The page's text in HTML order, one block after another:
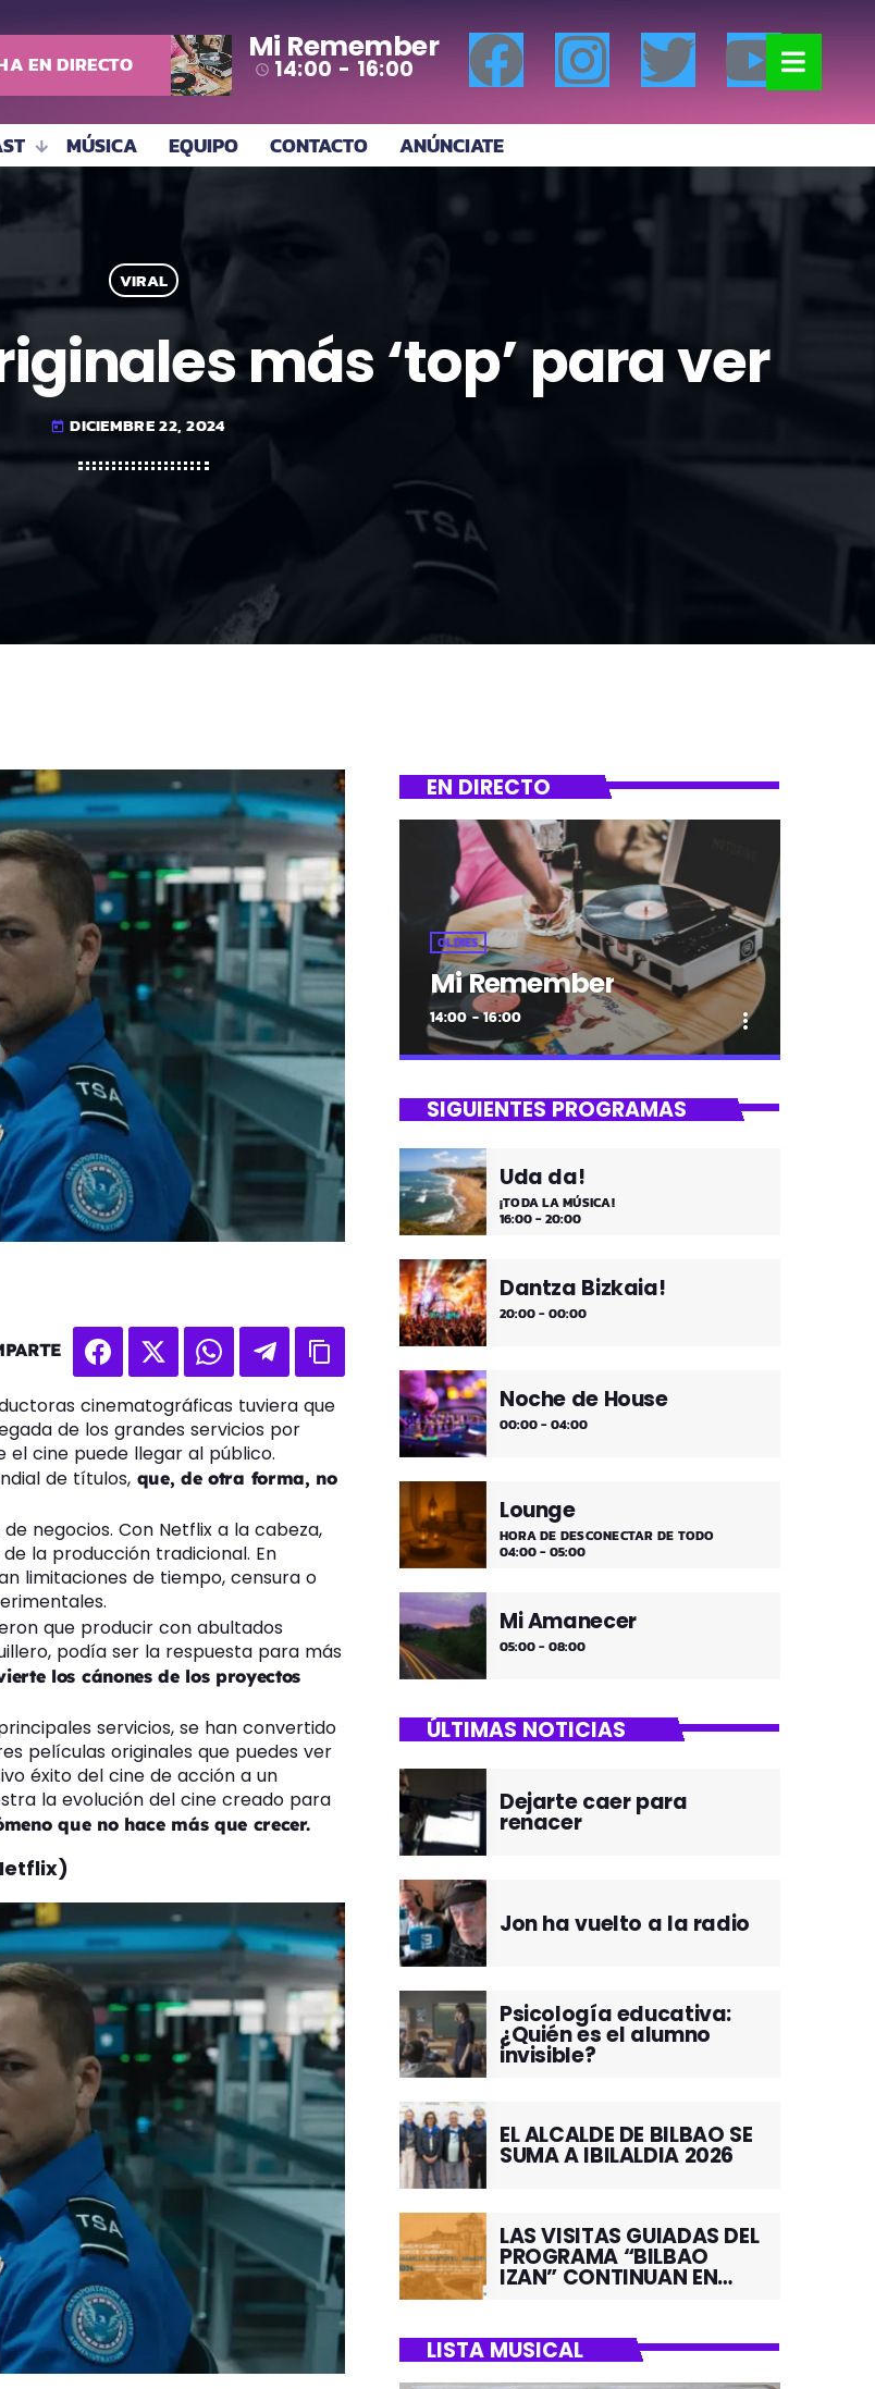
EN DIRECTO Mi Remember
access_time 14:00 - 16:00
MÚSICA EQUIPO CONTACTO ANÚNCIATE
VIRAL
más ‘top’ para ver
today DICIEMBRE 22, 2024
cinematográficas tuviera que
de los grandes servicios por
cine puede llegar al público.
de títulos, que, de otra forma, no
negocios. Con Netflix a la cabeza,
la producción tradicional. En
limitaciones de tiempo, censura o
que producir con abultados
podía ser la respuesta para más
los cánones de los proyectos
servicios, se han convertido
películas originales que puedes ver
éxito del cine de acción a un
la evolución del cine creado para
que no hace más que crecer.
EN DIRECTO
OLDIES
Mi Remember
14:00 - 16:00 more_vert
Mi Remember
medios días y comienzo de tarde de los
fines de semana, de 2 a 4. ¡Disfruta!
SIGUIENTES PROGRAMAS
Uda da!
¡TODA LA MÚSICA!
16:00 - 20:00
Dantza Bizkaia!
20:00 - 00:00
Noche de House
00:00 - 04:00
Lounge
HORA DE DESCONECTAR DE TODO
04:00 - 05:00
Mi Amanecer
05:00 - 08:00
ÚLTIMAS NOTICIAS
Dejarte caer para
renacer
Jon ha vuelto a la radio
Psicología educativa:
¿Quién es el alumno
invisible?
EL ALCALDE DE BILBAO SE
SUMA A IBILALDIA 2026
LAS VISITAS GUIADAS DEL
PROGRAMA “BILBAO
IZAN” CONTINUAN EN
LISTA MUSICAL